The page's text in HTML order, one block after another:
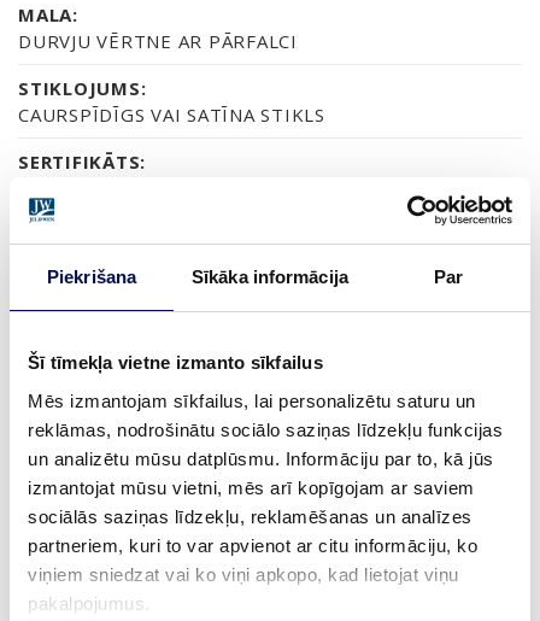
Piekrišana Sīkāka informācija Par
Šī tīmekļa vietne izmanto sīkfailus
Mēs izmantojam sīkfailus, lai personalizētu saturu un
reklāmas, nodrošinātu sociālo saziņas līdzekļu funkcijas
un analizētu mūsu datplūsmu. Informāciju par to, kā jūs
izmantojat mūsu vietni, mēs arī kopīgojam ar saviem
sociālās saziņas līdzekļu, reklamēšanas un analīzes
partneriem, kuri to var apvienot ar citu informāciju, ko
viņiem sniedzat vai ko viņi apkopo, kad lietojat viņu
pakalpojumus.
MALA:
DURVJU VĒRTNE AR PĀRFALCI
STIKLOJUMS:
CAURSPĪDĪGS VAI SATĪNA STIKLS
SERTIFIKĀTS:
APDARE (3)
NEAPSTRĀDĀTA
LAKOTA BALTI LAKOTA
IZMĒRS